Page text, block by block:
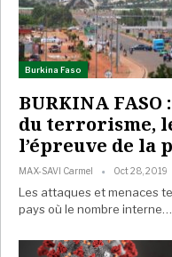
Burkina Faso
BURKINA
du terrorisme,
l’épreuve de la
MAX-SAVI Carmel Oct 28, 2019
Les attaques et menaces
pays où le nombre interne…